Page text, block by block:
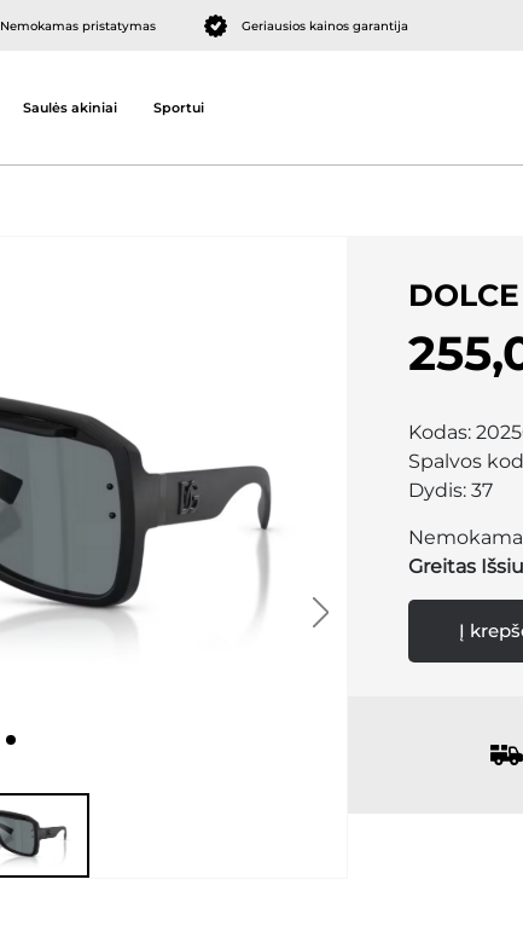
Nemokamas pristatymas Geriausios kainos garantija
Saulės akiniai Sportui
Kodas:
Spalvos
Dydis: 37
Greitas
Į